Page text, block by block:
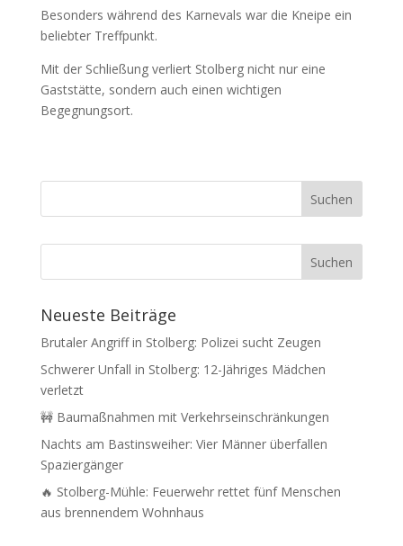
Besonders während des Karnevals war die Kneipe ein
beliebter Treffpunkt.
Mit der Schließung verliert Stolberg nicht nur eine
Gaststätte, sondern auch einen wichtigen
Begegnungsort.
Neueste Beiträge
Brutaler Angriff in Stolberg: Polizei sucht Zeugen
Schwerer Unfall in Stolberg: 12-Jähriges Mädchen
verletzt
🚧 Baumaßnahmen mit Verkehrseinschränkungen
Nachts am Bastinsweiher: Vier Männer überfallen
Spaziergänger
🔥 Stolberg-Mühle: Feuerwehr rettet fünf Menschen
aus brennendem Wohnhaus